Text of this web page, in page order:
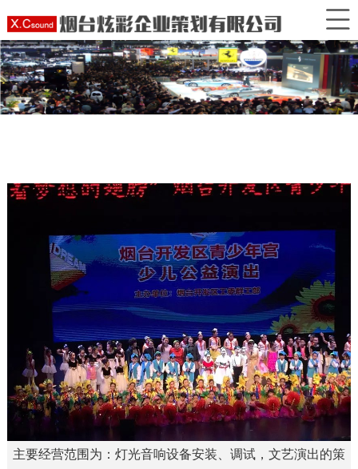
主要经营范围为：灯光音响设备安装、调试，文艺演出的策